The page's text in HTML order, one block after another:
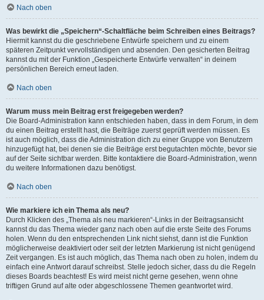
Nach oben
Was bewirkt die „Speichern“-Schaltfläche beim Schreiben eines Beitrags?
Hiermit kannst du die geschriebene Entwürfe speichern und zu einem
späteren Zeitpunkt vervollständigen und absenden. Den gesicherten Beitrag
kannst du mit der Funktion „Gespeicherte Entwürfe verwalten“ in deinem
persönlichen Bereich erneut laden.
Nach oben
Warum muss mein Beitrag erst freigegeben werden?
Die Board-Administration kann entschieden haben, dass in dem Forum, in dem
du einen Beitrag erstellt hast, die Beiträge zuerst geprüft werden müssen. Es
ist auch möglich, dass die Administration dich zu einer Gruppe von Benutzern
hinzugefügt hat, bei denen sie die Beiträge erst begutachten möchte, bevor sie
auf der Seite sichtbar werden. Bitte kontaktiere die Board-Administration, wenn
du weitere Informationen dazu benötigst.
Nach oben
Wie markiere ich ein Thema als neu?
Durch Klicken des „Thema als neu markieren“-Links in der Beitragsansicht
kannst du das Thema wieder ganz nach oben auf die erste Seite des Forums
holen. Wenn du den entsprechenden Link nicht siehst, dann ist die Funktion
möglicherweise deaktiviert oder seit der letzten Markierung ist nicht genügend
Zeit vergangen. Es ist auch möglich, das Thema nach oben zu holen, indem du
einfach eine Antwort darauf schreibst. Stelle jedoch sicher, dass du die Regeln
dieses Boards beachtest! Es wird meist nicht gerne gesehen, wenn ohne
triftigen Grund auf alte oder abgeschlossene Themen geantwortet wird.